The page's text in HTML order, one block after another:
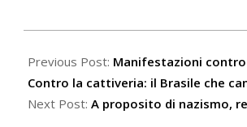
06-
04
Previous Post: Manifestazioni
Contro la cattiveria: il Brasile che
Next Post: A proposito di nazismo,